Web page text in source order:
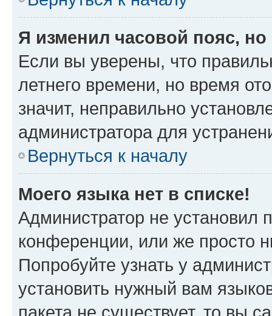
Я изменил часовой пояс,
Если вы уверены, что
летнего времени, но время
значит, неправильно
администратора для
Вернуться к началу
Моего языка нет в списке!
Администратор не установил
конференции, или же просто
Попробуйте узнать у
установить нужный вам
пакета не существует, то вы